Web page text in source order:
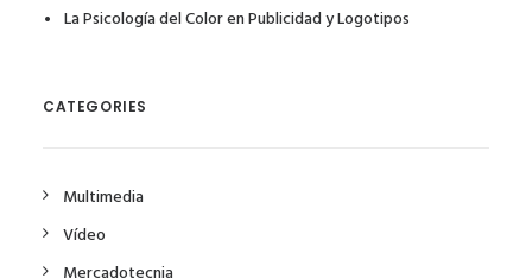
La Psicología del Color en Publicidad y Logotipos
CATEGORIES
Multimedia
Vídeo